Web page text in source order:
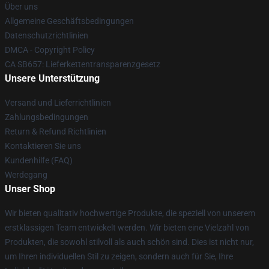
Über uns
Allgemeine Geschäftsbedingungen
Datenschutzrichtlinien
DMCA - Copyright Policy
CA SB657: Lieferkettentransparenzgesetz
Unsere Unterstützung
Versand und Lieferrichtlinien
Zahlungsbedingungen
Return & Refund Richtlinien
Kontaktieren Sie uns
Kundenhilfe (FAQ)
Werdegang
Unser Shop
Wir bieten qualitativ hochwertige Produkte, die speziell von unserem
erstklassigen Team entwickelt werden. Wir bieten eine Vielzahl von
Produkten, die sowohl stilvoll als auch schön sind. Dies ist nicht nur,
um Ihren individuellen Stil zu zeigen, sondern auch für Sie, Ihre